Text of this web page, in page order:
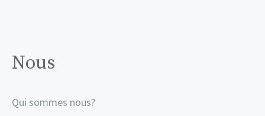
Nous
Qui sommes nous?